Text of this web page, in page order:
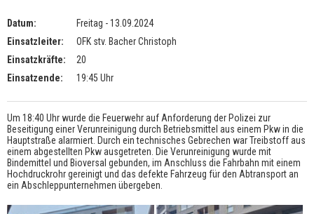
Datum:
Freitag - 13.09.2024
Einsatzleiter:
OFK stv. Bacher Christoph
Einsatzkräfte:
20
Einsatzende:
19:45 Uhr
Um 18:40 Uhr wurde die Feuerwehr auf Anforderung der Polizei zur
Beseitigung einer Verunreinigung durch Betriebsmittel aus einem Pkw in die
Hauptstraße alarmiert. Durch ein technisches Gebrechen war Treibstoff aus
einem abgestellten Pkw ausgetreten. Die Verunreinigung wurde mit
Bindemittel und Bioversal gebunden, im Anschluss die Fahrbahn mit einem
Hochdruckrohr gereinigt und das defekte Fahrzeug für den Abtransport an
ein Abschleppunternehmen übergeben.